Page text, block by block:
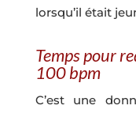
lorsqu’il était
Temps pour
100 bpm
C’est une